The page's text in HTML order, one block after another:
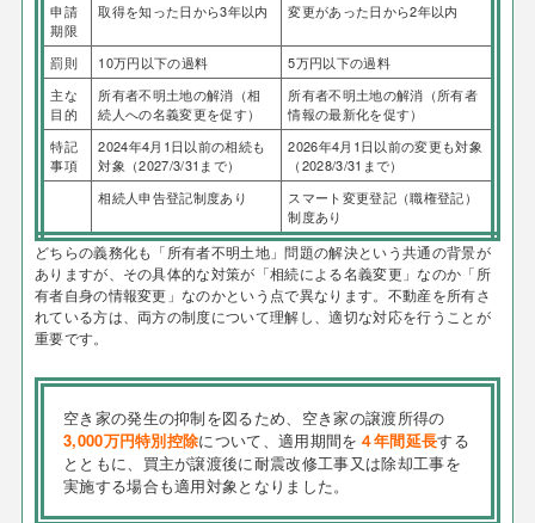
申請
期限
取得を知った日から3年以内 変更があった日から2年以内
罰則 10万円以下の過料
5万円以下の過料
主な
目的
所有者不明土地の解消（相
続人への名義変更を促す）
所有者不明土地の解消（所有者
情報の最新化を促す）
特記
事項
2024年4月1日以前の相続も
対象（2027/3/31まで）
2026年4月1日以前の変更も対象
（2028/3/31まで）
相続人申告登記制度あり
スマート変更登記（職権登記）
制度あり
どちらの義務化も「所有者不明土地」問題の解決という共通の背景が
ありますが、その具体的な対策が「相続による名義変更」なのか「所
有者自身の情報変更」なのかという点で異なります。不動産を所有さ
れている方は、両方の制度について理解し、適切な対応を行うことが
重要です。
空き家の発生の抑制を図るため、空き家の譲渡所得の
3,000万円特別控除について、適用期間を ４年間延長する
とともに、買主が譲渡後に耐震改修工事又は除却工事を
実施する場合も適用対象となりました。